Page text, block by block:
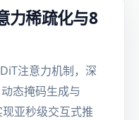
力稀疏化与8
注意力机制，深
态掩码生成与
亚秒级交互式推